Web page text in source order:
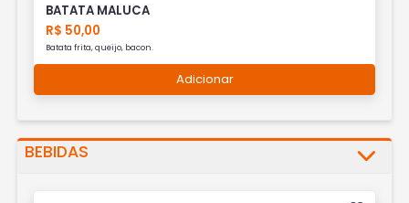
BATATA MALUCA
R$ 50,00
Batata frita, queijo, bacon.
Adicionar
BEBIDAS